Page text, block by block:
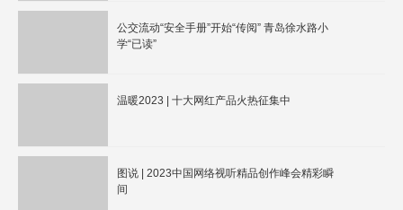
公交流动“安全手册”开始“传阅” 青岛徐水路小
学“已读”
温暖2023 | 十大网红产品火热征集中
图说 | 2023中国网络视听精品创作峰会精彩瞬
间